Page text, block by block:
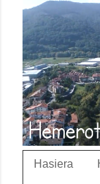
Hasiera